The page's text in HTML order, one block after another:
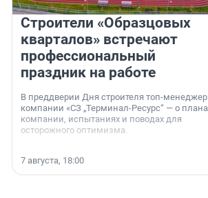
Строители «Образцовых
кварталов» встречают
профессиональный
праздник на работе
В преддверии Дня строителя топ-
компании «СЗ „Терминал-Ресурс“ — о
компании, испытаниях и поводах для
осторожного оптимизма.
7 августа, 18:00